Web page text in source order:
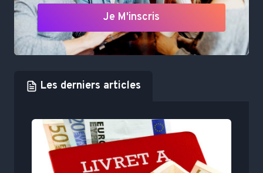
Je M'inscris
Les derniers articles